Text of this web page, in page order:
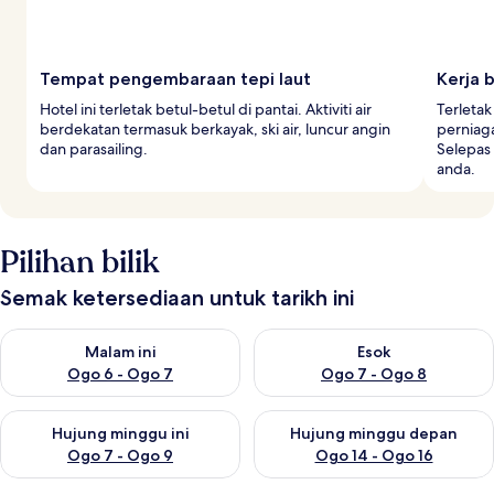
Tempat pengembaraan tepi laut
Hotel ini terletak betul-betul di pantai. Aktiviti air
berdekatan termasuk berkayak, ski air, luncur angin
dan parasailing.
Kerja
anda.
Pilihan bilik
Semak ketersediaan untuk tarikh ini
Malam ini
Ogo 6 - Ogo 7
Semak ketersediaan untuk malam ini Ogo 6 - Ogo 7
Esok
Ogo 7 - Ogo 8
Semak ketersediaan untuk
Hujung minggu ini
Ogo 7 - Ogo 9
Semak ketersediaan untuk hujung minggu ini Ogo 7 - Ogo 9
Hujung minggu depan
Ogo 14 - Ogo 16
Semak ketersediaan untuk